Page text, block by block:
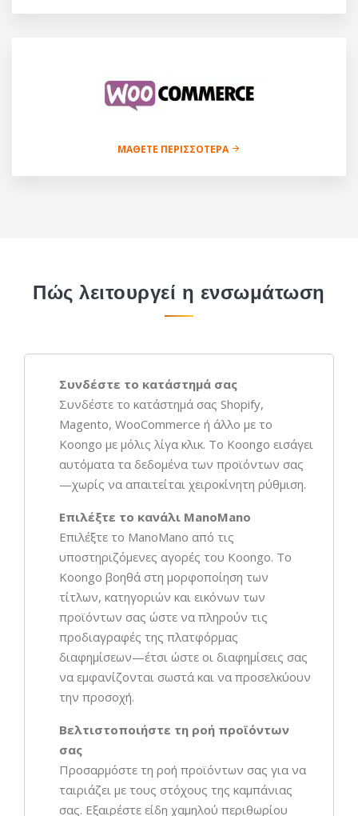
ΜΆΘΕΤΕ ΠΕΡΙΣΣΌΤΕΡΑ
Πώς λειτουργεί η ενσωμάτωση
Συνδέστε το κατάστημά σας
Συνδέστε το κατάστημά σας Shopify,
Magento, WooCommerce ή άλλο με το
Koongo με μόλις λίγα κλικ. Το Koongo εισάγει
αυτόματα τα δεδομένα των προϊόντων σας
—χωρίς να απαιτείται χειροκίνητη ρύθμιση.
Επιλέξτε το κανάλι ManoMano
Επιλέξτε το ManoMano από τις
υποστηριζόμενες αγορές του Koongo. Το
Koongo βοηθά στη μορφοποίηση των
τίτλων, κατηγοριών και εικόνων των
προϊόντων σας ώστε να πληρούν τις
προδιαγραφές της πλατφόρμας
διαφημίσεων—έτσι ώστε οι διαφημίσεις σας
να εμφανίζονται σωστά και να προσελκύουν
την προσοχή.
Βελτιστοποιήστε τη ροή προϊόντων
σας
Προσαρμόστε τη ροή προϊόντων σας για να
ταιριάζει με τους στόχους της καμπάνιας
σας. Εξαιρέστε είδη χαμηλού περιθωρίου